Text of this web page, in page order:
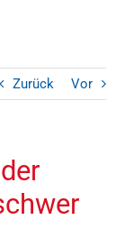
Zurück Vor